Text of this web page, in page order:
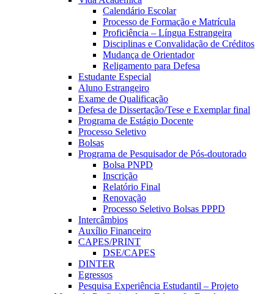
Calendário Escolar
Processo de Formação e Matrícula
Proficiência – Língua Estrangeira
Disciplinas e Convalidação de Créditos
Mudança de Orientador
Religamento para Defesa
Estudante Especial
Aluno Estrangeiro
Exame de Qualificação
Defesa de Dissertação/Tese e Exemplar final
Programa de Estágio Docente
Processo Seletivo
Bolsas
Programa de Pesquisador de Pós-doutorado
Bolsa PNPD
Inscrição
Relatório Final
Renovação
Processo Seletivo Bolsas PPPD
Intercâmbios
Auxílio Financeiro
CAPES/PRINT
DSE/CAPES
DINTER
Egressos
Pesquisa Experiência Estudantil – Projeto